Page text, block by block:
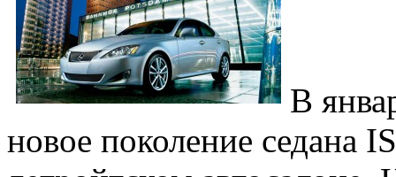
В
новое поколение седана